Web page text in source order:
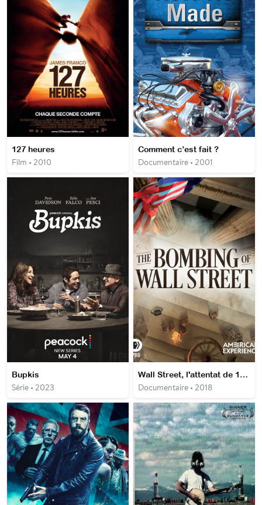
127 heures
Film • 2010
Comment c’est fait ?
Documentaire • 2001
Bupkis
Série • 2023
Wall Street, l'attentat de 1920
Documentaire • 2018